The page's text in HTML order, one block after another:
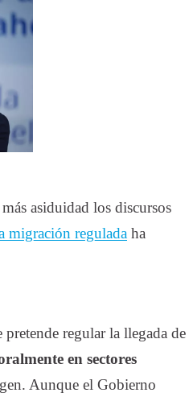
migración regulada ha
regular la llegada de
en sectores
Aunque el Gobierno